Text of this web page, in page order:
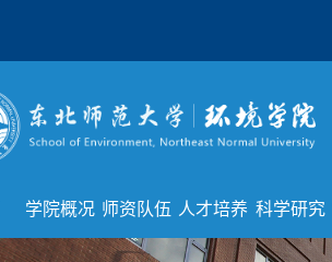
学院概况 师资队伍 人才培养 科学研究